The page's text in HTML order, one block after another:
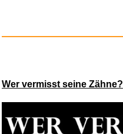
Wer vermisst seine Zähne?